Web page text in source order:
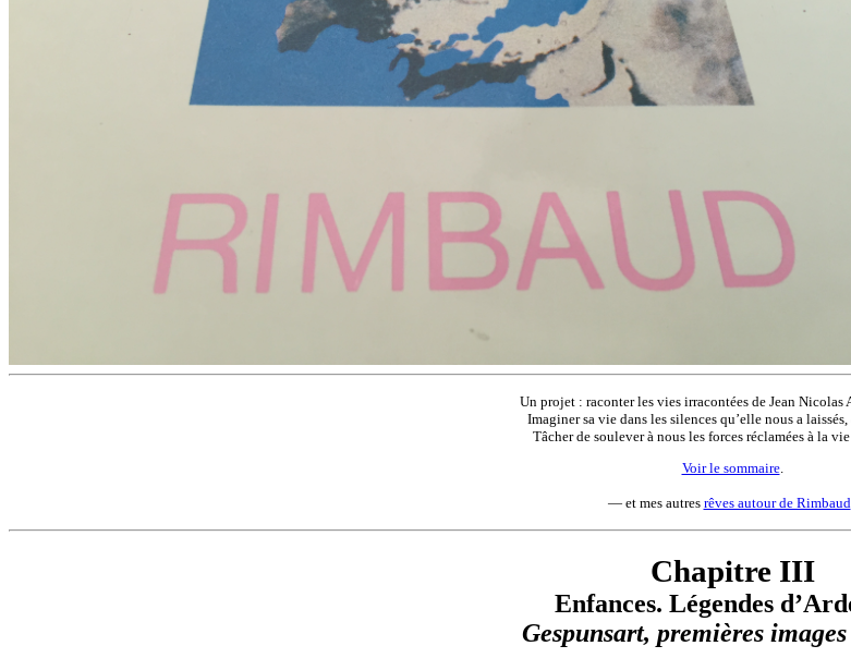
Un projet : raconter les vies irracontées de Jean Nicolas
Imaginer sa vie dans les silences qu’elle nous a laissés,
Tâcher de soulever à nous les forces réclamées à la vie
Voir le sommaire.
— et mes autres rêves autour de Rimbaud
Chapitre III
Enfances. Légendes
Gespunsart, premières